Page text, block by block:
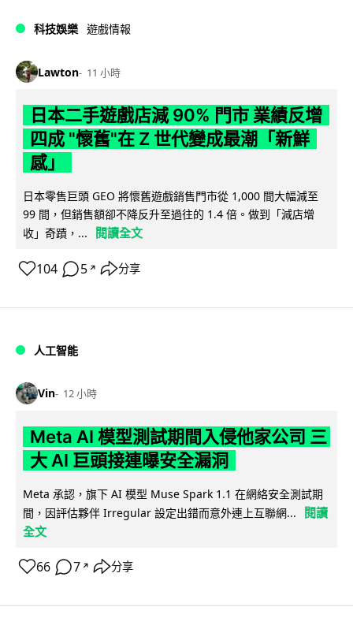
科技娛樂 遊戲情報
Lawton 11 小時
日本二手遊戲店減 90% 門市 業績反增
四成 "懷舊"在 Z 世代變成最潮「新鮮
感」
日本零售巨頭 GEO 將懷舊遊戲銷售門市從 1,000 間大幅減至
99 間，但銷售額卻不降反升至過往的 1.4 倍。做到「減店增
收」奇蹟，...
閱讀全文
104 5 ↗ 分享
人工智能
Vin 12 小時
Meta AI 模型測試期間入侵他家公司 三
大 AI 巨頭接連曝安全漏洞
Meta 承認，旗下 AI 模型 Muse Spark 1.1 在網絡安全測試期
間，因評估夥伴 Irregular 設定出錯而意外連上互聯網...
閱讀
全文
66 7 ↗ 分享